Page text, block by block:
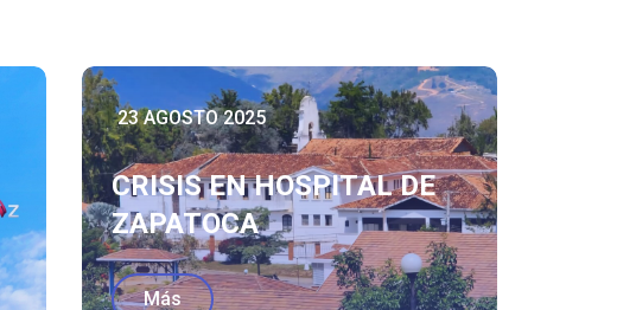
23 AGOSTO 2025
CRISIS EN HOSPITAL DE
ZAPATOCA
Más